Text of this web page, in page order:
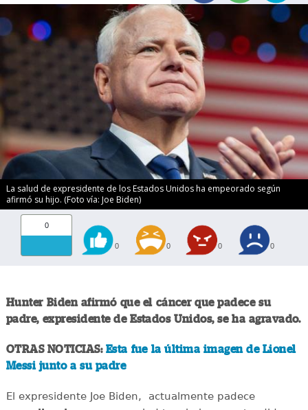
La salud de expresidente de los Estados Unidos ha empeorado según
afirmó su hijo. (Foto vía: Joe Biden)
0
0 0 0 0
Hunter Biden afirmó que el cáncer que padece su
padre, expresidente de Estados Unidos, se ha agravado.
OTRAS NOTICIAS: Esta fue la última imagen de Lionel
Messi junto a su padre
El expresidente Joe Biden, actualmente padece